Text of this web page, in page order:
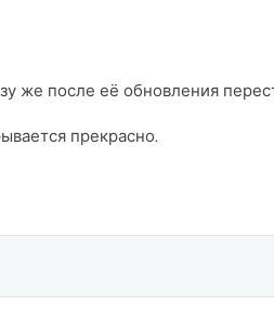
же после её обновления
прекрасно.